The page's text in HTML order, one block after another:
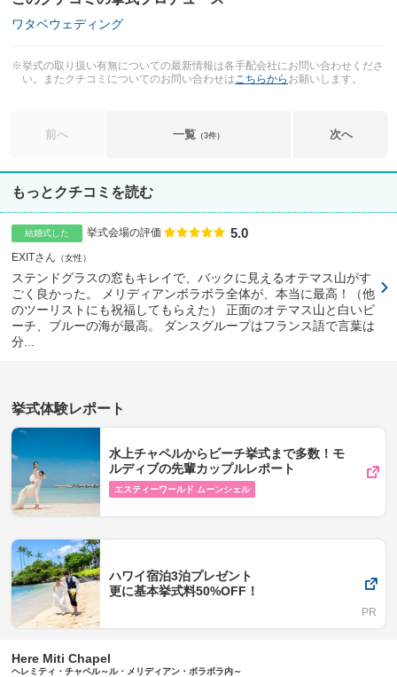
ワタベウェディング
※挙式の取り扱い有無についての最新情報は各手配会社にお問い合わせくださ
い。またクチコミについてのお問い合わせはこちらから お願いします。
前へ 一覧 （3件） 次へ
もっとクチコミを読む
結婚式した 挙式会場の評価 点数
5.0
EXITさん 女性
ステンドグラスの窓もキレイで、バックに見えるオテマス山がす
ごく良かった。 メリディアンボラボラ全体が、本当に最高！（他
のツーリストにも祝福してもらえた） 正面のオテマス山と白いビ
ーチ、ブルーの海が最高。 ダンスグループはフランス語で言葉は
分...
挙式体験レポート
水上チャペルからビーチ挙式まで多数！モ
ルディブの先輩カップルレポート
エスティーワールド ムーンシェル
ハワイ宿泊3泊プレゼント
更に基本挙式料50%OFF！
Here Miti Chapel
ヘレミティ・チャペル～ル・メリディアン・ボラボラ内～